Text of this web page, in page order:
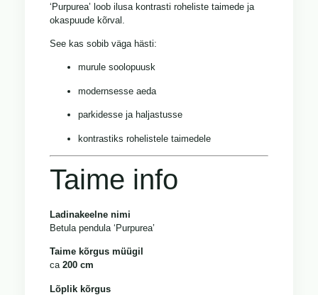
‘Purpurea’ loob ilusa kontrasti roheliste taimede ja
okaspuude kõrval.
See kas sobib väga hästi:
murule soolopuusk
modernsesse aeda
parkidesse ja haljastusse
kontrastiks rohelistele taimedele
Taime info
Ladinakeelne nimi
Betula pendula ‘Purpurea’
Taime kõrgus müügil
ca 200 cm
Lõplik kõrgus